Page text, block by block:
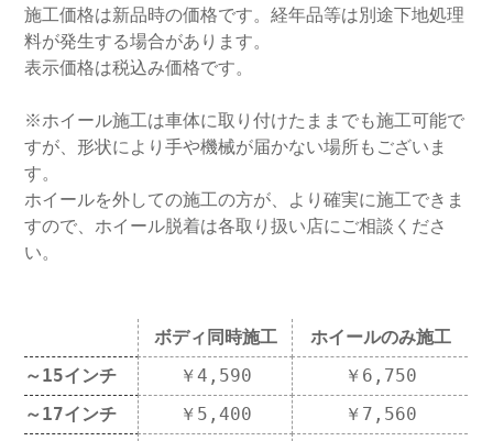
施工価格は新品時の価格です。経年品等は別途下地処理
料が発生する場合があります。
表示価格は税込み価格です。
※ホイール施工は車体に取り付けたままでも施工可能で
すが、形状により手や機械が届かない場所もございま
す。
ホイールを外しての施工の方が、より確実に施工できま
すので、ホイール脱着は各取り扱い店にご相談くださ
い。
ボディ同時施工
ホイールのみ施工
～15インチ
￥4,590
￥6,750
～17インチ
￥5,400
￥7,560